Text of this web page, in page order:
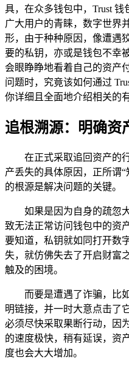
具，在众多钱包中，Trust
广大用户的青睐，数字世界
形，由于种种原因，像遭遇
要的私钥，亦或是钱包不幸
会眼睁睁地看着自己的资产
问题时，究竟该如何通过
你详细且全面地介绍相关的
追根溯源：明确资
在正式采取追回资产的
产丢失的具体原因，正所谓
的根源是解决问题的关键。
如果是因为自身的疏忽
致无法正常访问钱包中的资
要知道，私钥就如同打开数
失，就仿佛失去了开启财富
触及的困境。
而要是遭遇了诈骗，比
明链接，并一时大意点击了
必须尽快采取果断行动，因
的速度极快，稍有延误，资
度也会大大增加。